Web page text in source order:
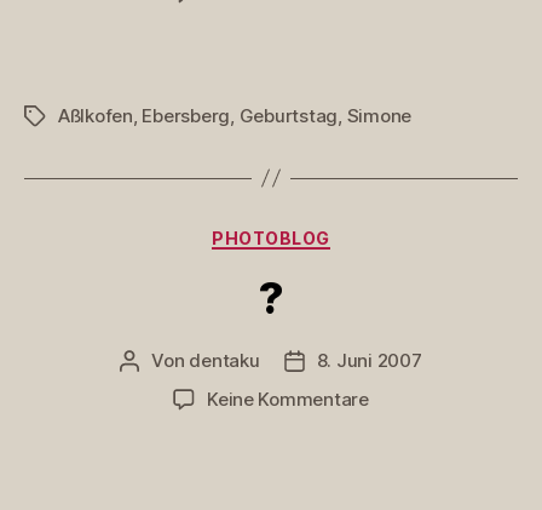
Schlagwörter
Aßlkofen Ebersberg Geburtstag Simone
Kategorien
PHOTOBLOG
?
Beitragsautor
Von dentaku Veröffentlichungsdatum
8. Juni 2007
Keine Kommentarezu